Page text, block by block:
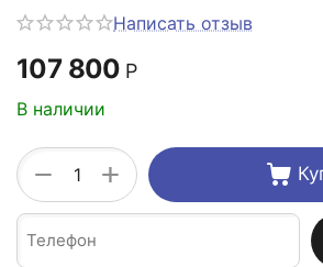
Написать отзыв
107 800 Р
В наличии
+
−